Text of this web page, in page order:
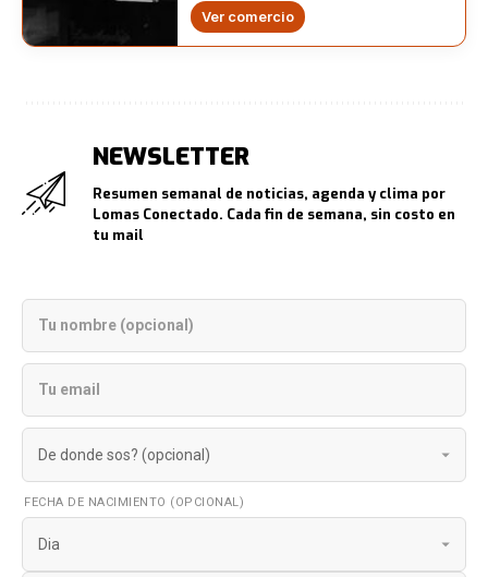
Ver comercio
NEWSLETTER
Resumen semanal de noticias, agenda y clima por
Lomas Conectado. Cada fin de semana, sin costo en
tu mail
FECHA DE NACIMIENTO (OPCIONAL)